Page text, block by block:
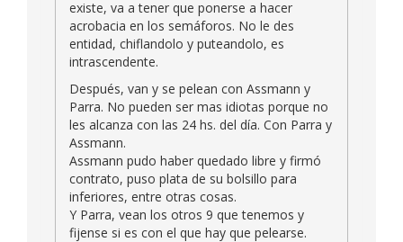
existe, va a tener que ponerse a hacer
acrobacia en los semáforos. No le des
entidad, chiflandolo y puteandolo, es
intrascendente.
Después, van y se pelean con Assmann y
Parra. No pueden ser mas idiotas porque no
les alcanza con las 24 hs. del día. Con Parra y
Assmann.
Assmann pudo haber quedado libre y firmó
contrato, puso plata de su bolsillo para
inferiores, entre otras cosas.
Y Parra, vean los otros 9 que tenemos y
fijense si es con el que hay que pelearse.